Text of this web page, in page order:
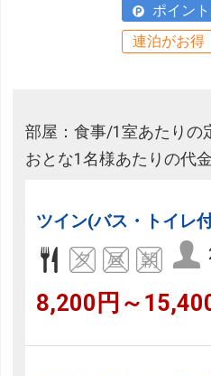
ポイン
連泊がお得
部屋：食事/1室あたりの
おとな1名様あたりの代金
ツイン(バス・トイレ
8,200円～